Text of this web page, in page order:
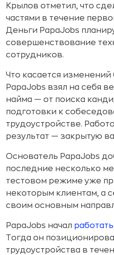
Крылов отметил, что
частями в течение
Деньги PapaJobs
совершенствование
сотрудников.
Что касается
PapaJobs взял на себя
найма — от поиска
подготовки к
трудоустройстве.
результат — закрытую
Основатель PapaJobs
последние несколько
тестовом режиме уже
некоторым клиентам, а
своим основным
PapaJobs начал работать
Тогда он
трудоустройства в